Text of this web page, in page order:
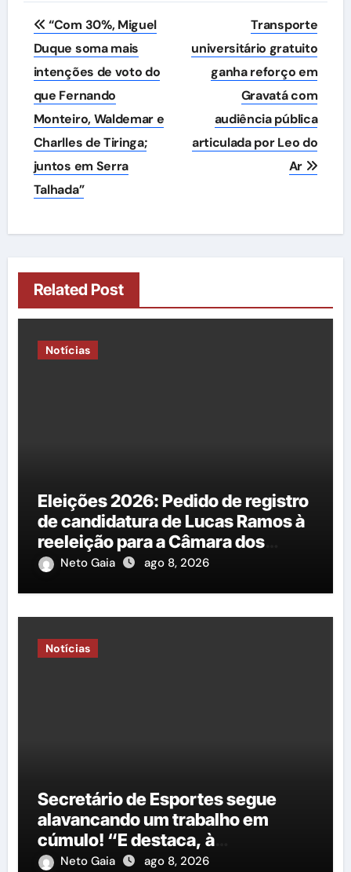
Navegação
de
Post
“Com 30%, Miguel
Duque soma mais
intenções de voto do
que Fernando
Monteiro, Waldemar e
Charlles de Tiringa;
juntos em Serra
Talhada”
Transporte
universitário gratuito
ganha reforço em
Gravatá com
audiência pública
articulada por Leo do
Ar
Related Post
Notícias
Eleições 2026: Pedido de registro
de candidatura de Lucas Ramos à
reeleição para a Câmara dos
Deputados é protocolado na
Neto Gaia ago 8, 2026
Notícias
Secretário de Esportes segue
alavancando um trabalho em
cúmulo! “E destaca, à
importância do governo George
Neto Gaia ago 8, 2026